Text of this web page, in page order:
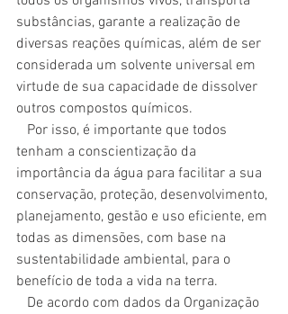
substâncias, garante a realização de
diversas reações químicas, além de ser
considerada um solvente universal em
virtude de sua capacidade de dissolver
outros compostos químicos.
tenham a conscientização da
importância da água para facilitar a sua
conservação, proteção, desenvolvimento,
planejamento, gestão e uso eficiente, em
todas as dimensões, com base na
sustentabilidade ambiental, para o
benefício de toda a vida na terra.